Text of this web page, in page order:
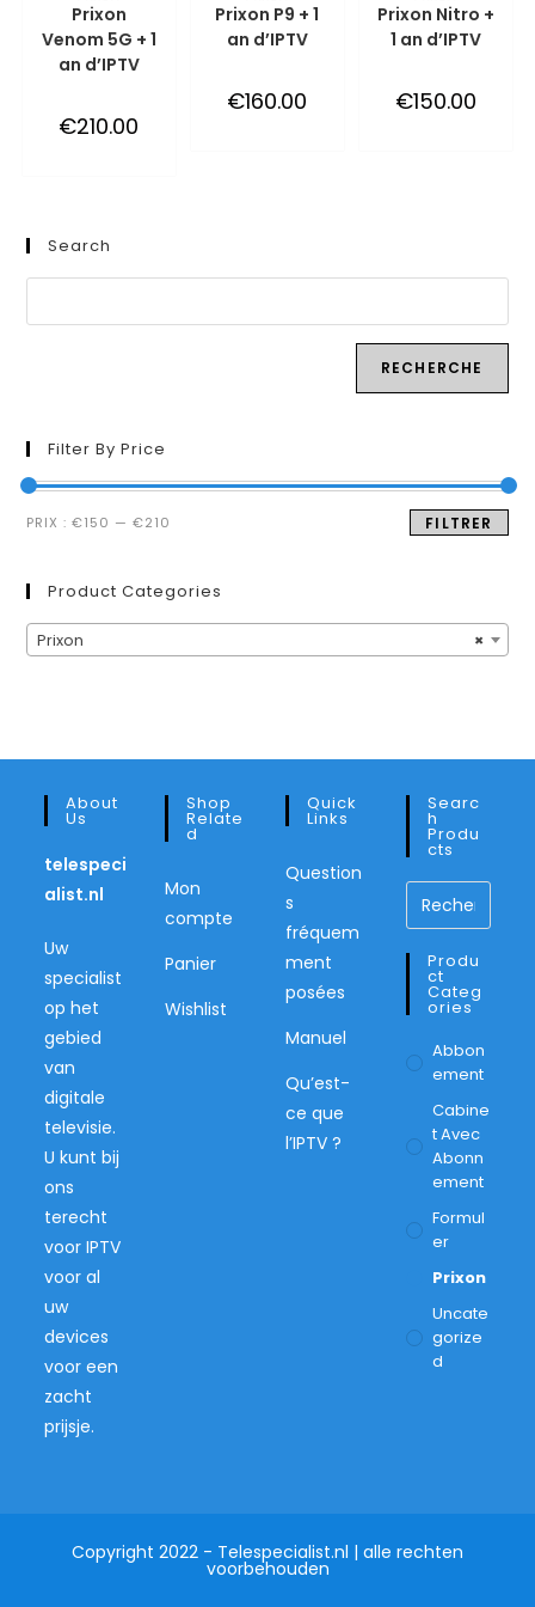
WINKELWAGEN
Prixon
Venom 5G + 1
an d’IPTV
€210.00
WINKELWAGEN
Prixon P9 + 1
an d’IPTV
€160.00
WINKELWAGEN
Prixon Nitro +
1 an d’IPTV
€150.00
Search
RECHERCHE
Filter By Price
Prix
Prix
FILTRER
PRIX :€150 —€210
Product Categories
×
Prixon
About
Us
telespeci
alist.nl
Uw
specialist
op het
gebied
van
digitale
televisie.
U kunt bij
ons
terecht
voor IPTV
voor al
uw
devices
voor een
zacht
prijsje.
Shop
Relate
D
Mon
compte
Panier
Wishlist
Quick
Links
Question
s
fréquem
ment
posées
Manuel
Qu’est-
ce que
l’IPTV ?
Searc
H
Produ
Cts
Produ
Ct
Categ
Ories
Abbon
Ement
Cabine
T Avec
Abonn
Ement
Formul
Er
Prixon
Uncate
Gorize
D
Copyright 2022 - Telespecialist.nl | alle rechten
voorbehouden